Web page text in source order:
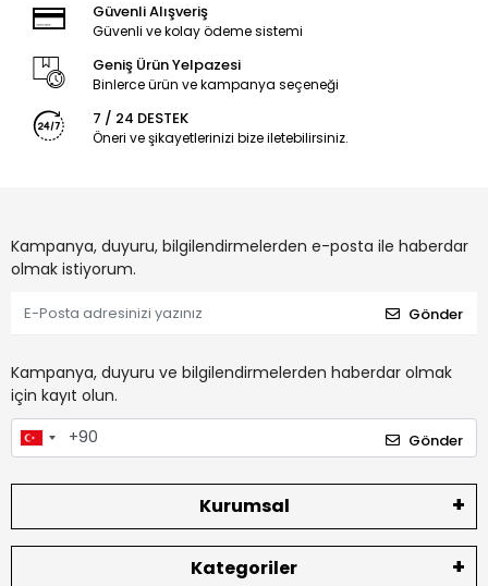
Güvenli Alışveriş
Güvenli ve kolay ödeme sistemi
Geniş Ürün Yelpazesi
Binlerce ürün ve kampanya seçeneği
7 / 24 DESTEK
Öneri ve şikayetlerinizi bize iletebilirsiniz.
Kampanya, duyuru, bilgilendirmelerden e-posta ile haberdar
olmak istiyorum.
Gönder
Kampanya, duyuru ve bilgilendirmelerden haberdar olmak
için kayıt olun.
Gönder
Kurumsal
Kategoriler